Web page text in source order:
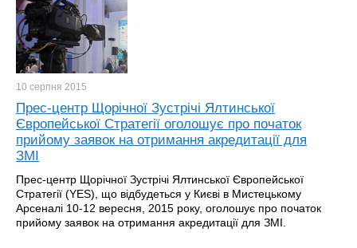
10 серпня 2015
Прес-центр Щорічної Зустрічі Ялтинської
Європейської Стратегії оголошує про початок
прийому заявок на отримання акредитації для
ЗМІ
Прес-центр Щорічної Зустрічі Ялтинської Європейської
Стратегії (YES), що відбудеться у Києві в Мистецькому
Арсеналі 10-12 вересня, 2015 року, оголошує про початок
прийому заявок на отримання акредитації для ЗМІ.